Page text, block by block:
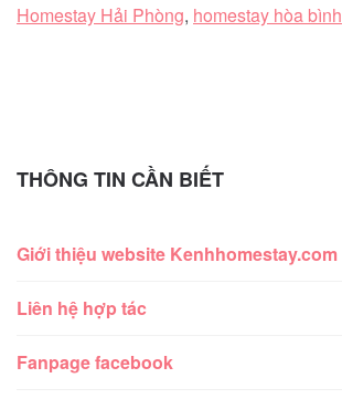
Homestay Hải Phòng, homestay hòa bình
THÔNG TIN CẦN BIẾT
Giới thiệu website Kenhhomestay.com
Liên hệ hợp tác
Fanpage facebook